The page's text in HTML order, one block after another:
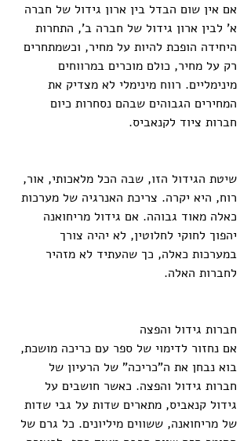
אם אין שום הבדל בין ארון גידול של חברה
א' לבין ארון גידול של חברה ב', התחרות
היחידה הופכת להיות על מחיר, וכשמתחרים
רק על מחיר, כולם מוכרים במרווחים
מינימליים. רווח מינימלי לא מצדיק את
המחירים הגבוהים שבהם נסחרות כיום
חברות ציוד לקנאביס.
שיטת הגידול הזו, שבה הכל מלאכותי, אור,
רוח, היא יקרה. צריכת האנרגיה של מערכות
כאלה מאוד גבוהה. אם גידול מריחואנה
יהפוך לחוקי לחלוטין, לא יהיה צורך
במערכות כאלה, כך שהעתיד לא מזהיר
לחברות האלה.
חברות גידול והפצה
אם נחזור לדימוי של ספר עם כריכה מושכת,
בוא נבחן את ה"כריכה" של הרעיון של
חברות גידול והפצה. כאשר חושבים על
גידול קנאביס, מתארים שדות על גבי שדות
של מריחואנה, ששווים מיליונים. כל גרם של